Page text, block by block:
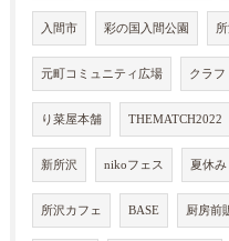
入間市 彩の国入間公園
元町コミュニティ広場 クラフ
り菜屋本舗 THEMATCH2022
新所沢 nikoフェス 夏休み
所沢カフェ BASE 厨房前